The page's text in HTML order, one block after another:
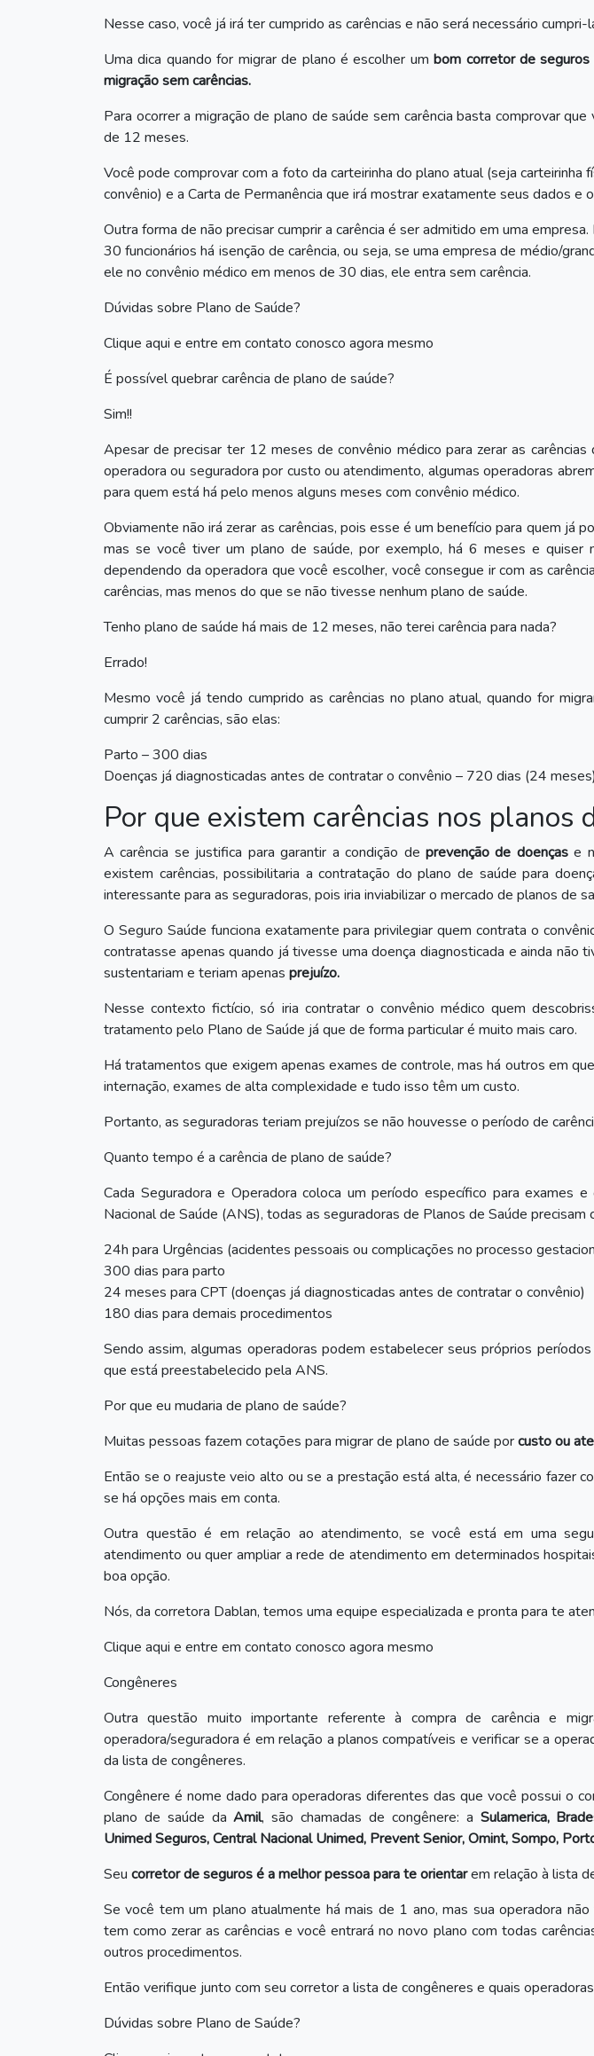
Nesse caso, você já irá ter cumprido as carências e não será necessário cumpri-
Uma dica quando for migrar de plano é escolher umbom corretor de
migração sem carências.
Para ocorrer a migração de plano de saúde sem carência basta comprovar
de 12 meses.
Você pode comprovar com a foto da carteirinha do plano atual (seja carteirinha
convênio) e a Carta de Permanência que irá mostrar exatamente seus dados e
Outra forma de não precisar cumprir a carência é ser admitido em uma
30 funcionários há isenção de carência, ou seja, se uma empresa de médio/
ele no convênio médico em menos de 30 dias, ele entra sem carência.
Dúvidas sobre Plano de Saúde?
Clique aqui e entre em contato conosco agora mesmo
É possível quebrar carência de plano de saúde?
Sim!!
Apesar de precisar ter 12 meses de convênio médico para zerar as
operadora ou seguradora por custo ou atendimento, algumas operadoras
para quem está há pelo menos alguns meses com convênio médico.
Obviamente não irá zerar as carências, pois esse é um benefício para quem já
mas se você tiver um plano de saúde, por exemplo, há 6 meses e quiser
dependendo da operadora que você escolher, você consegue ir com as
carências, mas menos do que se não tivesse nenhum plano de saúde.
Tenho plano de saúde há mais de 12 meses, não terei carência para nada?
Errado!
Mesmo você já tendo cumprido as carências no plano atual, quando for
cumprir 2 carências, são elas:
Parto – 300 dias
Doenças já diagnosticadas antes de contratar o convênio – 720 dias (24 meses)
Por que existem carências nos planos
A carência se justifica para garantir a condição de prevenção de doençase
existem carências, possibilitaria a contratação do plano de saúde para
interessante para as seguradoras, pois iria inviabilizar o mercado de planos de
O Seguro Saúde funciona exatamente para privilegiar quem contrata o
contratasse apenas quando já tivesse uma doença diagnosticada e ainda não
sustentariam e teriam apenas prejuízo.
Nesse contexto fictício, só iria contratar o convênio médico quem
tratamento pelo Plano de Saúde já que de forma particular é muito mais caro.
Há tratamentos que exigem apenas exames de controle, mas há outros em
internação, exames de alta complexidade e tudo isso têm um custo.
Portanto, as seguradoras teriam prejuízos se não houvesse o período de
Quanto tempo é a carência de plano de saúde?
Cada Seguradora e Operadora coloca um período específico para exames
Nacional de Saúde (ANS), todas as seguradoras de Planos de Saúde precisam
24h para Urgências (acidentes pessoais ou complicações no processo
300 dias para parto
24 meses para CPT (doenças já diagnosticadas antes de contratar o convênio)
180 dias para demais procedimentos
Sendo assim, algumas operadoras podem estabelecer seus próprios
que está preestabelecido pela ANS.
Por que eu mudaria de plano de saúde?
Muitas pessoas fazem cotações para migrar de plano de saúde porcusto ou
Então se o reajuste veio alto ou se a prestação está alta, é necessário fazer
se há opções mais em conta.
Outra questão é em relação ao atendimento, se você está em uma
atendimento ou quer ampliar a rede de atendimento em determinados
boa opção.
Nós, da corretora Dablan, temos uma equipe especializada e pronta para te
Clique aqui e entre em contato conosco agora mesmo
Congêneres
Outra questão muito importante referente à compra de carência e
operadora/seguradora é em relação a planos compatíveis e verificar se a
da lista de congêneres.
Congênere é nome dado para operadoras diferentes das que você possui o
plano de saúde daAmil, são chamadas de congênere: a Sulamerica,
Unimed Seguros, Central Nacional Unimed, Prevent Senior, Omint, Sompo,
Seu corretor de seguros é a melhor pessoa para te orientarem relação à lista
Se você tem um plano atualmente há mais de 1 ano, mas sua operadora
tem como zerar as carências e você entrará no novo plano com todas
outros procedimentos.
Então verifique junto com seu corretor a lista de congêneres e quais
Dúvidas sobre Plano de Saúde?